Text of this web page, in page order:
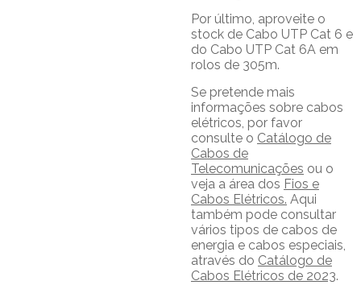
Por último, aproveite o
stock de Cabo UTP Cat 6 e
do Cabo UTP Cat 6A em
rolos de 305m.
Se pretende mais
informações sobre cabos
elétricos, por favor
consulte o Catálogo de
Cabos de
Telecomunicações ou o
veja a área dos Fios e
Cabos Elétricos. Aqui
também pode consultar
vários tipos de cabos de
energia e cabos especiais,
através do Catálogo de
Cabos Elétricos de 2023.